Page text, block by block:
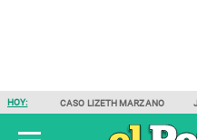
HOY: CASO LIZETH MARZANO